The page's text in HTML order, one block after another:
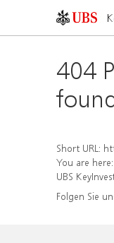
404
Short URL:
You are here:
UBS
Folgen Sie